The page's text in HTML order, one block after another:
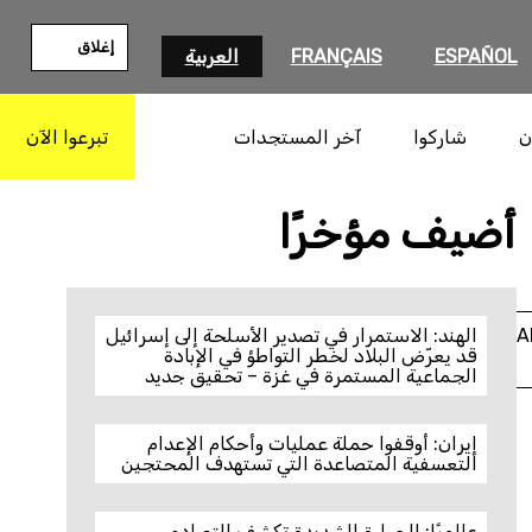
ESPAÑOL
FRANÇAIS العربية إغلاق
شاركوا آخر المستجدات تبرعوا الآن
أضيف مؤخرًا
الهند: الاستمرار في تصدير الأسلحة إلى إسرائيل
قد يعرّض البلاد لخطر التواطؤ في الإبادة
الجماعية المستمرة في غزة – تحقيق جديد
إيران: أوقفوا حملة عمليات وأحكام الإعدام
التعسفية المتصاعدة التي تستهدف المحتجين